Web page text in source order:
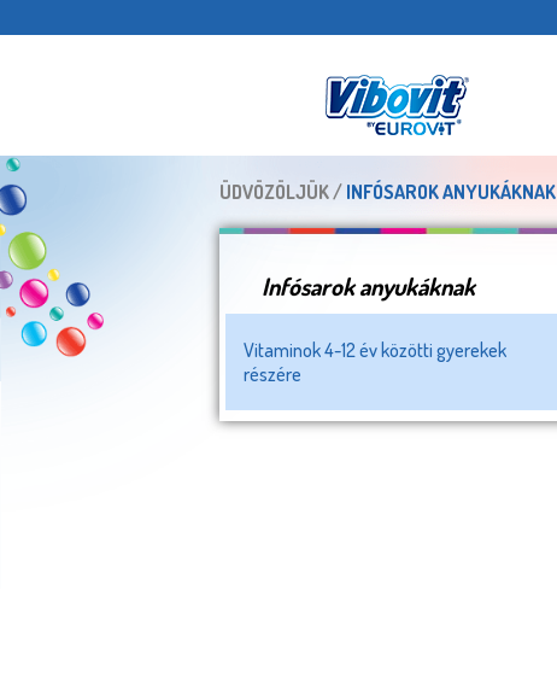
ÜDVÖZÖLJÜK / INFÓSAROK ANYUKÁKNAK
Infósarok anyukáknak
Vitaminok 4-12 év közötti gyerekek
részére